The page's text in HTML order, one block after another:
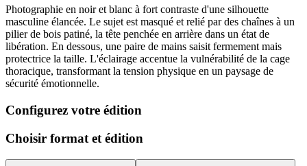
Photographie en noir et blanc à fort contraste d'une silhouette
masculine élancée. Le sujet est masqué et relié par des chaînes à un
pilier de bois patiné, la tête penchée en arrière dans un état de
libération. En dessous, une paire de mains saisit fermement mais
protectrice la taille. L'éclairage accentue la vulnérabilité de la cage
thoracique, transformant la tension physique en un paysage de
sécurité émotionnelle.
Configurez votre édition
Choisir format et édition